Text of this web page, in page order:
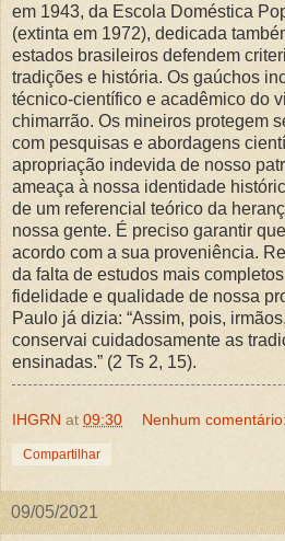
em 1943, da Escola Doméstica
(extinta em 1972), dedicada
estados brasileiros defendem
tradições e história. Os gaúchos
técnico-científico e acadêmico do
chimarrão. Os mineiros protegem
com pesquisas e abordagens
apropriação indevida de nosso
ameaça à nossa identidade
de um referencial teórico da
nossa gente. É preciso garantir
acordo com a sua proveniência.
da falta de estudos mais
fidelidade e qualidade de nossa
Paulo já dizia: “Assim, pois,
conservai cuidadosamente as
ensinadas.” (2 Ts 2, 15).
IHGRN at 09:30 Nenhum comentário:
Compartilhar
09/05/2021